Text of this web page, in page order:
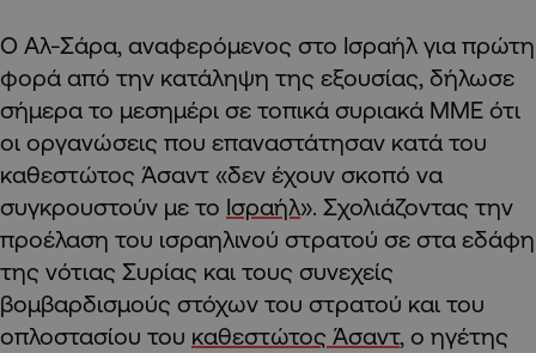
Ο Αλ-Σάρα, αναφερόμενος στο Ισραήλ για πρώτη
φορά από την κατάληψη της εξουσίας, δήλωσε
σήμερα το μεσημέρι σε τοπικά συριακά ΜΜΕ ότι
οι οργανώσεις που επαναστάτησαν κατά του
καθεστώτος Άσαντ «δεν έχουν σκοπό να
συγκρουστούν με το Ισραήλ». Σχολιάζοντας την
προέλαση του ισραηλινού στρατού σε στα εδάφη
της νότιας Συρίας και τους συνεχείς
βομβαρδισμούς στόχων του στρατού και του
οπλοστασίου του καθεστώτος Άσαντ, ο ηγέτης